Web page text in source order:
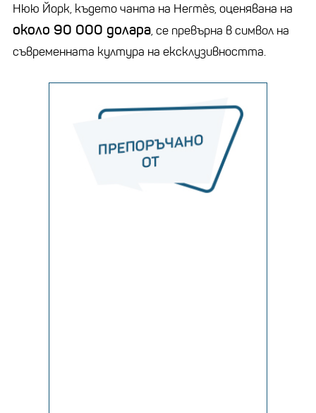
Нюю Йорк, където чанта на Hermès, оценявана на
около 90 000 долара, се превърна в символ на
съвременната култура на ексклузивността.